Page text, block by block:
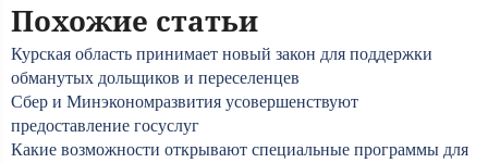
Похожие статьи
Курская область принимает новый закон для поддержки
обманутых дольщиков и переселенцев
Cбер и Минэкономразвития усовершенствуют
предоставление госуслуг
Какие возможности открывают специальные программы для